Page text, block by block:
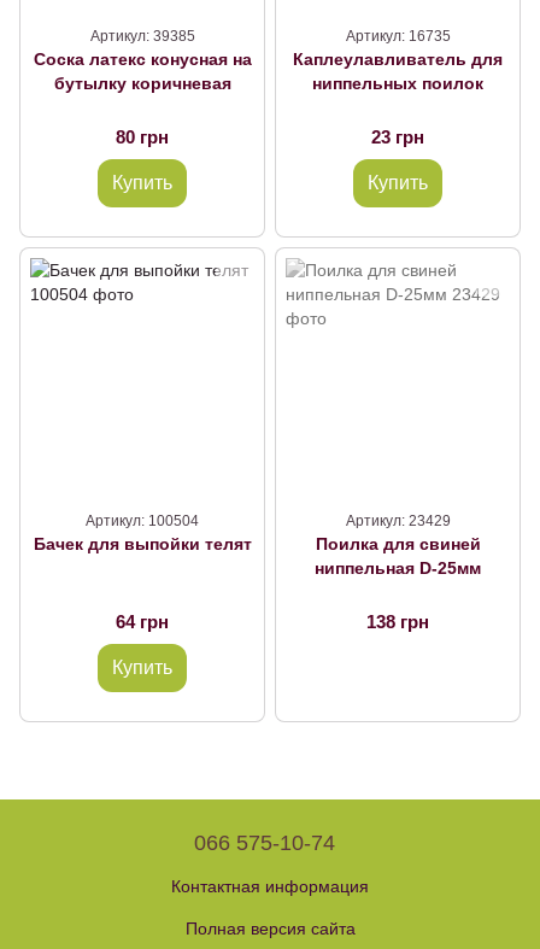
Артикул: 39385
Соска латекс конусная на
бутылку коричневая
80 грн
Купить
Артикул: 16735
Каплеулавливатель для
ниппельных поилок
23 грн
Купить
Артикул: 100504
Бачек для выпойки телят
64 грн
Купить
Артикул: 23429
Поилка для свиней
ниппельная D-25мм
138 грн
066 575-10-74
Контактная информация
Полная версия сайта